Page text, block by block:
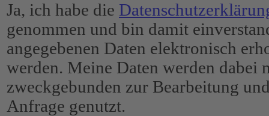
Ja, ich habe die
genommen und bin damit
angegebenen Daten elektronisch
werden. Meine Daten werden dabei
zweckgebunden zur Bearbeitung
Anfrage genutzt.